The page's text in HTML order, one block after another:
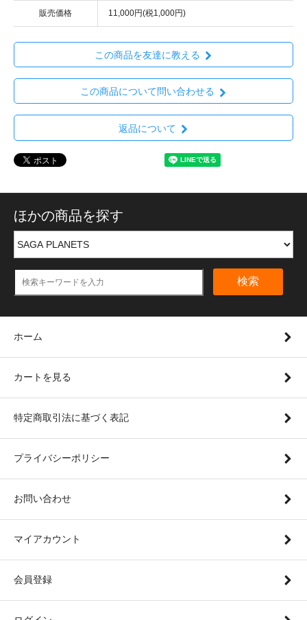
販売価格 11,000円(税1,000円)
この商品を友達に教える
この商品について問い合わせる
返品について
ほかの商品を探す
検索
ホーム
カートを見る
特定商取引法に基づく表記
プライバシーポリシー
お問い合わせ
マイアカウント
会員登録